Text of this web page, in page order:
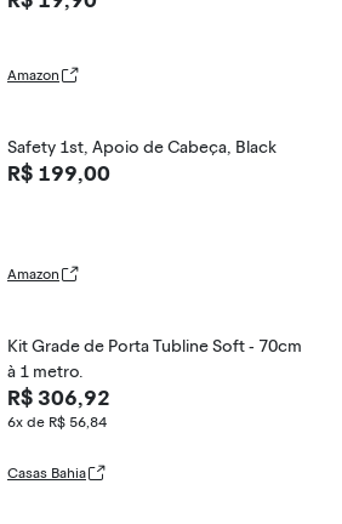
Amazon
Safety 1st, Apoio de Cabeça, Black
R$ 199,00
Amazon
Kit Grade de Porta Tubline Soft - 70cm
à 1 metro.
R$ 306,92
6x de R$ 56,84
Casas Bahia